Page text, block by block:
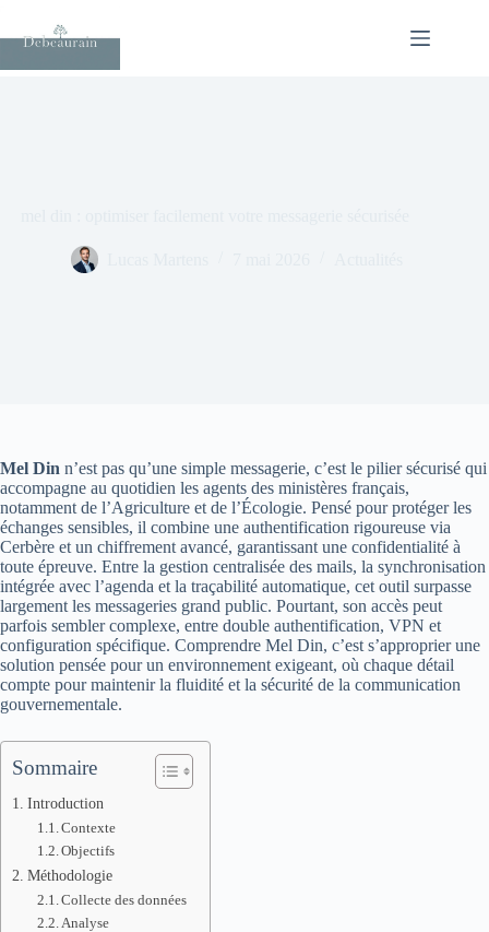
contenu
Mel Din n’est pas qu’une simple messagerie, c’est le pilier sécurisé qui
accompagne au quotidien les agents des ministères français,
notamment de l’Agriculture et de l’Écologie. Pensé pour protéger les
échanges sensibles, il combine une authentification rigoureuse via
Cerbère et un chiffrement avancé, garantissant une confidentialité à
toute épreuve. Entre la gestion centralisée des mails, la synchronisation
intégrée avec l’agenda et la traçabilité automatique, cet outil surpasse
largement les messageries grand public. Pourtant, son accès peut
parfois sembler complexe, entre double authentification, VPN et
configuration spécifique. Comprendre Mel Din, c’est s’approprier une
solution pensée pour un environnement exigeant, où chaque détail
compte pour maintenir la fluidité et la sécurité de la communication
gouvernementale.
Sommaire
Introduction
Contexte
Objectifs
Méthodologie
Collecte des données
Analyse